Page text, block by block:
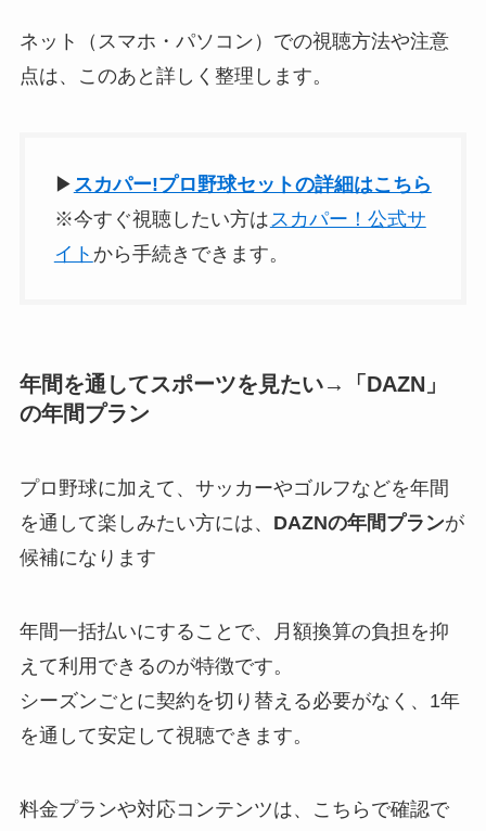
ネット（スマホ・パソコン）での視聴方法や注意
点は、このあと詳しく整理します。
▶ スカパー!プロ野球セットの詳細はこちら
※今すぐ視聴したい方は スカパー！公式サ
イト から手続きできます。
年間を通してスポーツを見たい→「DAZN」
の年間プラン
プロ野球に加えて、サッカーやゴルフなどを年間
を通して楽しみたい方には、 DAZNの年間プランが
候補になります
年間一括払いにすることで、月額換算の負担を抑
えて利用できるのが特徴です。
シーズンごとに契約を切り替える必要がなく、1年
を通して安定して視聴できます。
料金プランや対応コンテンツは、こちらで確認で